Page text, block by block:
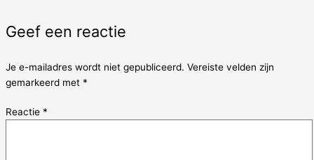
Geef een reactie
Je e-mailadres wordt niet gepubliceerd. Vereiste velden zijn
gemarkeerd met *
Reactie *